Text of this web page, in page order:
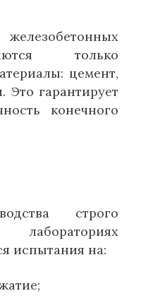
только
цемент,
Это гарантирует
конечного
строго
испытания на: